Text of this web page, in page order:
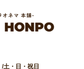
・日・祝日